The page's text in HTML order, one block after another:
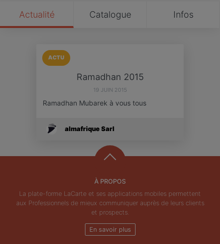
Actualité Catalogue Infos
ACTU
Ramadhan 2015
19 JUIN 2015
Ramadhan Mubarek à vous tous
almafrique Sarl
À PROPOS
La plate-forme LaCarte et ses applications mobiles permettent
aux Professionnels de mieux communiquer auprès de leurs clients
et prospects.
En savoir plus